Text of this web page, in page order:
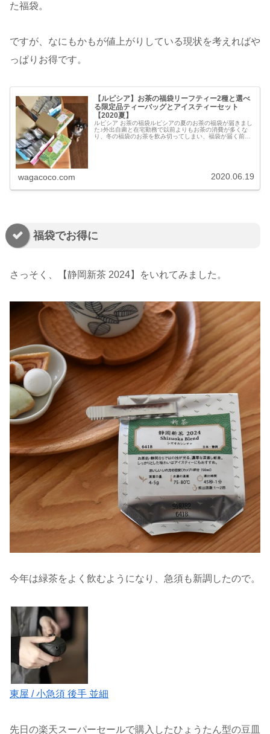
た福袋。
ですが、なにもかもが値上がりしている現状を考えればや
っぱりお得です。
【ルピシア】お茶の福袋リーフティー2種と選べ
る限定品ティーバッグとアイスティーセット
【2020夏】
ルピシア お茶の福袋ルピシアの夏のお茶の福袋が届きまし
た♪外出自粛と在宅勤務で以前よりもお茶の消費が多くな
り、冬の福袋のお茶を飲み切ってしまい、福袋が届く前に
wagacoco.com 2020.06.19
福袋でお得に
さっそく、【静岡新茶 2024】をいれてみました。
今年は緑茶をよく飲むようになり、急須も新調したので。
東屋 / 小急須 後手 並細
先日の楽天スーパーセールで購入したひょうたん型の豆皿